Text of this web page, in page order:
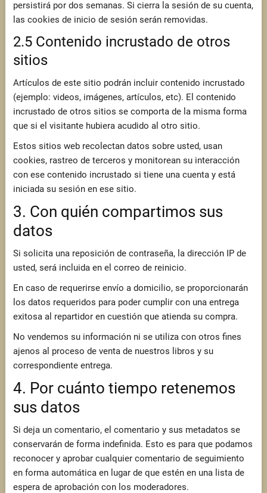
persistirá por dos semanas. Si cierra la sesión de su cuenta,
las cookies de inicio de sesión serán removidas.
2.5 Contenido incrustado de otros
sitios
Artículos de este sitio podrán incluir contenido incrustado
(ejemplo: videos, imágenes, artículos, etc). El contenido
incrustado de otros sitios se comporta de la misma forma
que si el visitante hubiera acudido al otro sitio.
Estos sitios web recolectan datos sobre usted, usan
cookies, rastreo de terceros y monitorean su interacción
con ese contenido incrustado si tiene una cuenta y está
iniciada su sesión en ese sitio.
3. Con quién compartimos sus
datos
Si solicita una reposición de contraseña, la dirección IP de
usted, será incluida en el correo de reinicio.
En caso de requerirse envío a domicilio, se proporcionarán
los datos requeridos para poder cumplir con una entrega
exitosa al repartidor en cuestión que atienda su compra.
No vendemos su información ni se utiliza con otros fines
ajenos al proceso de venta de nuestros libros y su
correspondiente entrega.
4. Por cuánto tiempo retenemos
sus datos
Si deja un comentario, el comentario y sus metadatos se
conservarán de forma indefinida. Esto es para que podamos
reconocer y aprobar cualquier comentario de seguimiento
en forma automática en lugar de que estén en una lista de
espera de aprobación con los moderadores.